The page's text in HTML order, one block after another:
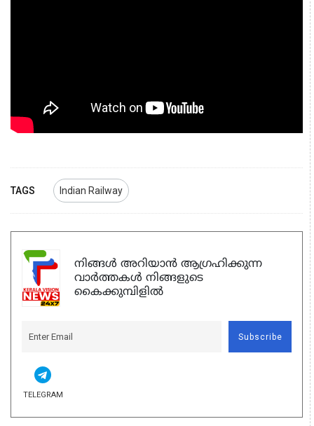
TAGS Indian Railway
നിങ്ങൾ അറിയാൻ ആഗ്രഹിക്കുന്ന
വാർത്തകൾ നിങ്ങളുടെ
കൈക്കുമ്പിളിൽ
Subscribe
TELEGRAM